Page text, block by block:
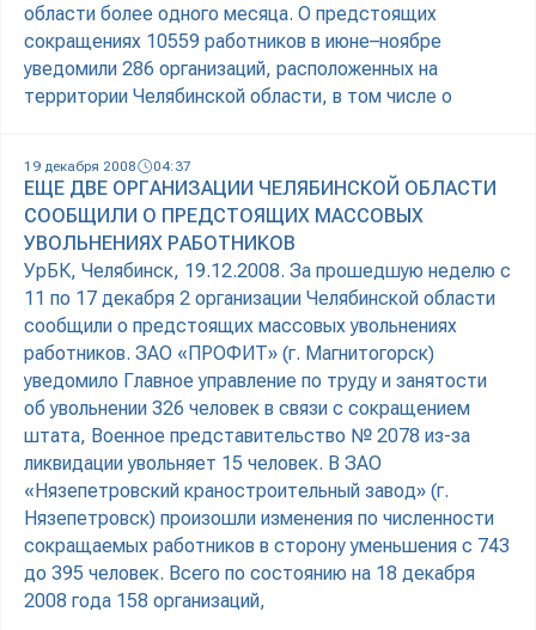
области более одного месяца. О предстоящих
сокращениях 10559 работников в июне–ноябре
уведомили 286 организаций, расположенных на
территории Челябинской области, в том числе о
19 декабря 2008 04:37
ЕЩЕ ДВЕ ОРГАНИЗАЦИИ ЧЕЛЯБИНСКОЙ ОБЛАСТИ
СООБЩИЛИ О ПРЕДСТОЯЩИХ МАССОВЫХ
УВОЛЬНЕНИЯХ РАБОТНИКОВ
УрБК, Челябинск, 19.12.2008. За прошедшую неделю с
11 по 17 декабря 2 организации Челябинской области
сообщили о предстоящих массовых увольнениях
работников. ЗАО «ПРОФИТ» (г. Магнитогорск)
уведомило Главное управление по труду и занятости
об увольнении 326 человек в связи с сокращением
штата, Военное представительство № 2078 из-за
ликвидации увольняет 15 человек. В ЗАО
«Нязепетровский краностроительный завод» (г.
Нязепетровск) произошли изменения по численности
сокращаемых работников в сторону уменьшения с 743
до 395 человек. Всего по состоянию на 18 декабря
2008 года 158 организаций,